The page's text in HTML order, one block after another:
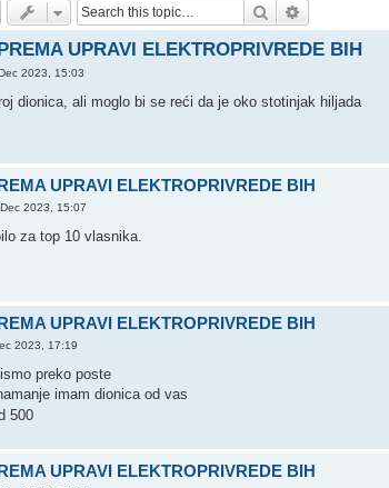
Search
UPRAVI ELEKTROPRIVREDE BIH
2023, 15:03
dionica, ali moglo bi se reći da je oko stotinjak hiljada
UPRAVI ELEKTROPRIVREDE BIH
2023, 15:07
za top 10 vlasnika.
UPRAVI ELEKTROPRIVREDE BIH
2023, 17:19
preko poste
imam dionica od vas
500
UPRAVI ELEKTROPRIVREDE BIH